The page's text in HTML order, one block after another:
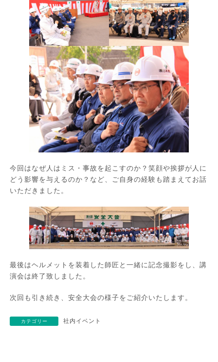
今回はなぜ人はミス・事故を起こすのか？笑顔や挨拶が人に
どう影響を与えるのか？など、ご自身の経験も踏まえてお話
いただきました。
最後はヘルメットを装着した師匠と一緒に記念撮影をし、講
演会は終了致しました。
次回も引き続き、安全大会の様子をご紹介いたします。
カテゴリー 社内イベント